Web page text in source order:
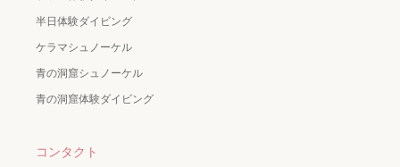
半日体験ダイビング
ケラマシュノーケル
青の洞窟シュノーケル
青の洞窟体験ダイビング
コンタクト